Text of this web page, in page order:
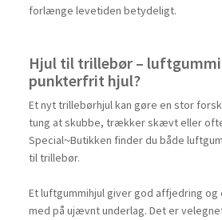
forlænge levetiden betydeligt.
Hjul til trillebør –
punkterfrit hjul?
Et nyt trillebørhjul kan gøre en stor
tung at skubbe, trækker skævt eller
Special~Butikken finder du både
til trillebør.
Et luftgummihjul giver god affjedring
med på ujævnt underlag. Det er